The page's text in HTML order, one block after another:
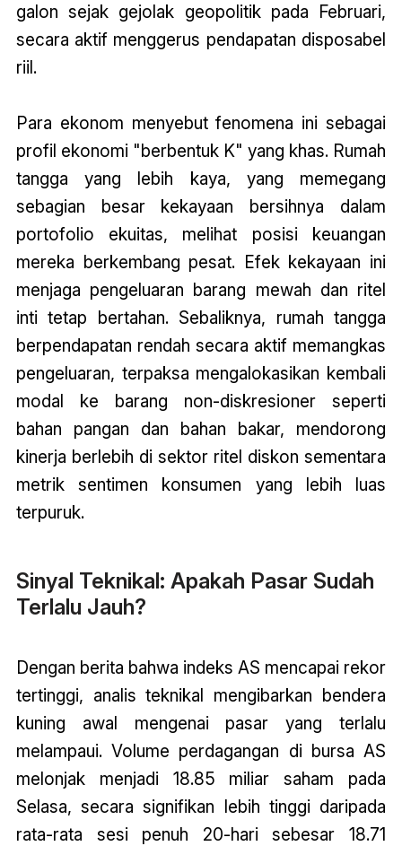
galon sejak gejolak geopolitik pada Februari,
secara aktif menggerus pendapatan disposabel
riil.
Para ekonom menyebut fenomena ini sebagai
profil ekonomi "berbentuk K" yang khas. Rumah
tangga yang lebih kaya, yang memegang
sebagian besar kekayaan bersihnya dalam
portofolio ekuitas, melihat posisi keuangan
mereka berkembang pesat. Efek kekayaan ini
menjaga pengeluaran barang mewah dan ritel
inti tetap bertahan. Sebaliknya, rumah tangga
berpendapatan rendah secara aktif memangkas
pengeluaran, terpaksa mengalokasikan kembali
modal ke barang non-diskresioner seperti
bahan pangan dan bahan bakar, mendorong
kinerja berlebih di sektor ritel diskon sementara
metrik sentimen konsumen yang lebih luas
terpuruk.
Sinyal Teknikal: Apakah Pasar Sudah
Terlalu Jauh?
Dengan berita bahwa indeks AS mencapai rekor
tertinggi, analis teknikal mengibarkan bendera
kuning awal mengenai pasar yang terlalu
melampaui. Volume perdagangan di bursa AS
melonjak menjadi 18.85 miliar saham pada
Selasa, secara signifikan lebih tinggi daripada
rata-rata sesi penuh 20-hari sebesar 18.71